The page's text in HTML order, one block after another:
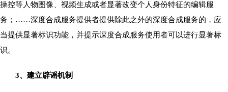
操控等人物图像、视频生成或者显著改变个人身份特征的编辑服
务；……深度合成服务提供者提供除此之外的深度合成服务的，应
当提供显著标识功能，并提示深度合成服务使用者可以进行显著标
识。
3、建立辟谣机制